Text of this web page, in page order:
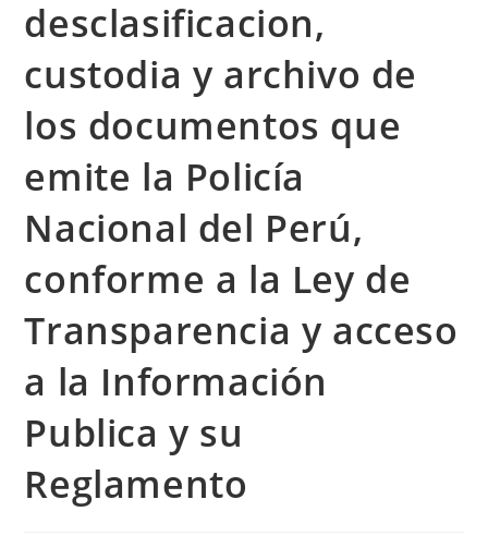
desclasificacion,
custodia y archivo de
los documentos que
emite la Policía
Nacional del Perú,
conforme a la Ley de
Transparencia y acceso
a la Información
Publica y su
Reglamento